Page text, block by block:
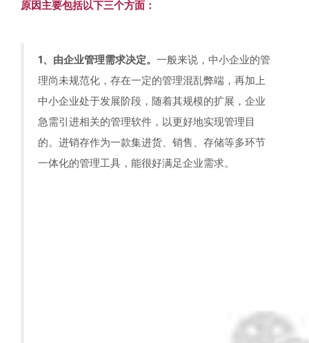
原因主要包括以下三个方面：
1、由企业管理需求决定。 一般来说，中小企业的管
理尚未规范化，存在一定的管理混乱弊端，再加上
中小企业处于发展阶段，随着其规模的扩展，企业
急需引进相关的管理软件，以更好地实现管理目
的。进销存作为一款集进货、销售、存储等多环节
一体化的管理工具，能很好满足企业需求。